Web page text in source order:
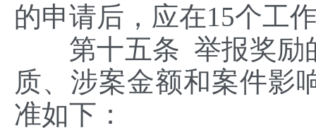
的申请后，应在15个工
第十五条 举报奖励
质、涉案金额和案件影
准如下：